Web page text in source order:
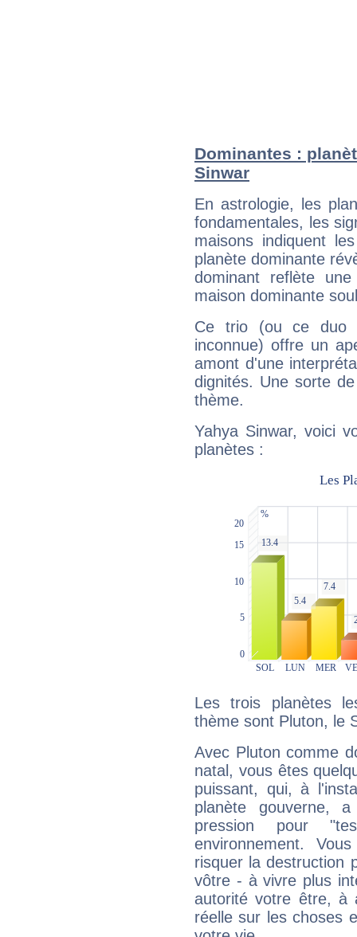
Dominantes :
Sinwar
En astrologie, les
fondamentales, les
maisons indiquent
planète dominante
dominant reflète
maison dominante
Ce trio (ou ce duo
inconnue) offre un
amont d'une
dignités. Une sorte
thème.
Yahya Sinwar, voici
planètes :
Les trois planètes
thème sont Pluton, le
Avec Pluton comme
natal, vous êtes
puissant, qui, à
planète gouverne,
pression pour
environnement.
risquer la destruction
vôtre - à vivre plus
autorité votre être, à
réelle sur les choses